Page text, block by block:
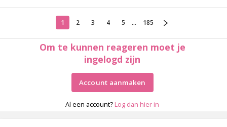
1 2 3 4 5 ... 185
Om te kunnen reageren moet je
ingelogd zijn
Account aanmaken
Al een account? Log dan hier in